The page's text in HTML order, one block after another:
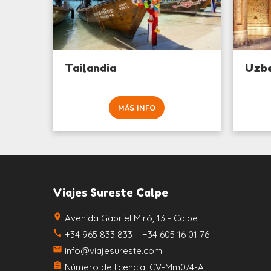
Tailandia
MÁS INFO
Viajes Sureste Calpe
place Avenida Gabriel Miró, 13 - Calpe
call +34 965 833 833 +34 605 16 01 76
email info@viajesureste.com
assignment Número de licencia: CV-Mm074-A